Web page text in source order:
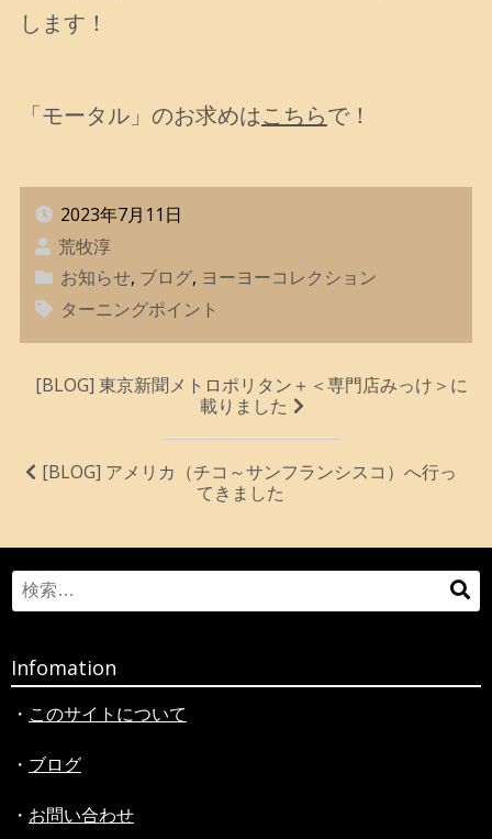
します！
「モータル」のお求めはこちらで！
2023年7月11日
荒牧淳
お知らせ, ブログ, ヨーヨーコレクション
ターニングポイント
投
ナ
ビ
ー
シ
ン
[BLOG] 東京新聞メトロポリタン＋＜専門店みっけ＞に
載りました
[BLOG] アメリカ（チコ～サンフランシスコ）へ行っ
てきました
Search
for:
検
Infomation
・ このサイトについて
・ ブログ
・ お問い合わせ